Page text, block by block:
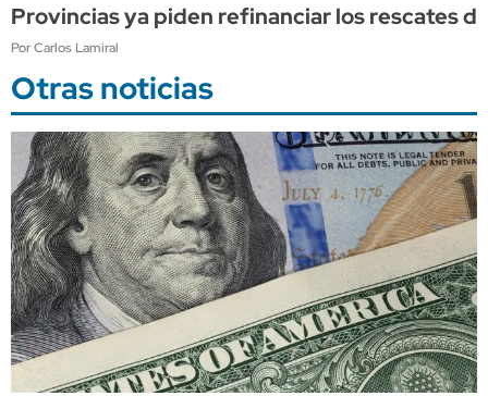
Provincias ya piden refinanciar los rescates
Por Carlos Lamiral
Otras noticias